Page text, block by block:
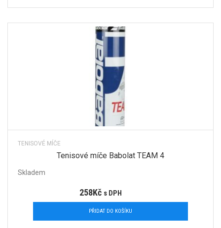
TENISOVÉ MÍČE
Tenisové míče Babolat TEAM 4
258Kč s DPH
Skladem
PŘIDAT DO KOŠÍKU